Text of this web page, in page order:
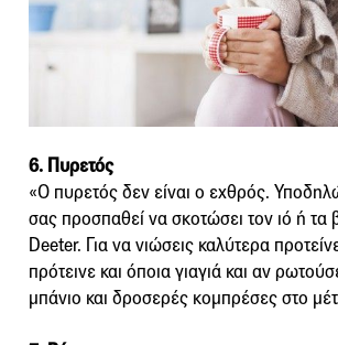
6. Πυρετός
«Ο πυρετός δεν είναι ο εχθρός.
σας προσπαθεί να σκοτώσει τον ιό ή τα
Deeter. Για να νιώσεις καλύτερα
πρότεινε και όποια γιαγιά και αν
μπάνιο και δροσερές κομπρέσες στο